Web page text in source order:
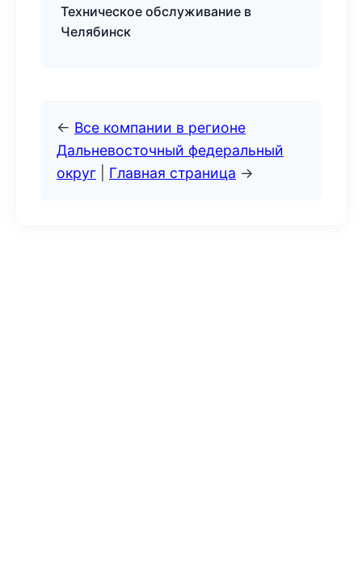
Техническое обслуживание в
Челябинск
← Все компании в регионе
Дальневосточный федеральный
округ
Главная страница →